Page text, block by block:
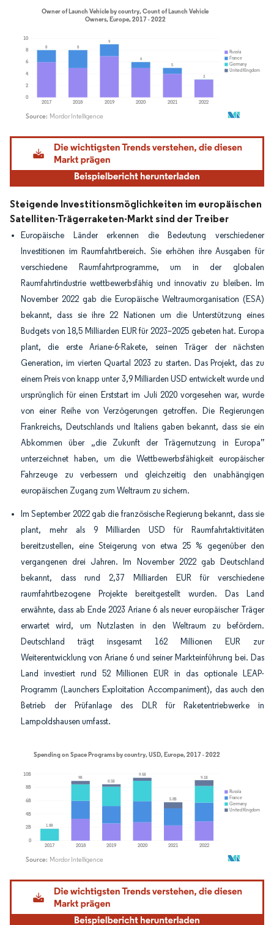
Bild © Mordor Intelligence. Wiederverwendung erfordert Namensnennung gemäß
Steigende Investitionsmöglichkeiten im europäischen
Satelliten-Trägerraketen-Markt sind der Treiber
Europäische Länder erkennen die Bedeutung verschiedener
Investitionen im Raumfahrtbereich. Sie erhöhen ihre Ausgaben für
verschiedene Raumfahrtprogramme, um in der globalen
Raumfahrtindustrie wettbewerbsfähig und innovativ zu bleiben. Im
November 2022 gab die Europäische Weltraumorganisation (ESA)
bekannt, dass sie ihre 22 Nationen um die Unterstützung eines
Budgets von 18,5 Milliarden EUR für 2023–2025 gebeten hat. Europa
plant, die erste Ariane-6-Rakete, seinen Träger der nächsten
Generation, im vierten Quartal 2023 zu starten. Das Projekt, das zu
einem Preis von knapp unter 3,9 Milliarden USD entwickelt wurde und
ursprünglich für einen Erststart im Juli 2020 vorgesehen war, wurde
von einer Reihe von Verzögerungen getroffen. Die Regierungen
Frankreichs, Deutschlands und Italiens gaben bekannt, dass sie ein
Abkommen über „die Zukunft der Trägernutzung in Europa”
unterzeichnet haben, um die Wettbewerbsfähigkeit europäischer
Fahrzeuge zu verbessern und gleichzeitig den unabhängigen
europäischen Zugang zum Weltraum zu sichern.
Im September 2022 gab die französische Regierung bekannt, dass sie
plant, mehr als 9 Milliarden USD für Raumfahrtaktivitäten
bereitzustellen, eine Steigerung von etwa 25 % gegenüber den
vergangenen drei Jahren. Im November 2022 gab Deutschland
bekannt, dass rund 2,37 Milliarden EUR für verschiedene
raumfahrtbezogene Projekte bereitgestellt wurden. Das Land
erwähnte, dass ab Ende 2023 Ariane 6 als neuer europäischer Träger
erwartet wird, um Nutzlasten in den Weltraum zu befördern.
Deutschland trägt insgesamt 162 Millionen EUR zur
Weiterentwicklung von Ariane 6 und seiner Markteinführung bei. Das
Land investiert rund 52 Millionen EUR in das optionale LEAP-
Programm (Launchers Exploitation Accompaniment), das auch den
Betrieb der Prüfanlage des DLR für Raketentriebwerke in
Lampoldshausen umfasst.
Bild © Mordor Intelligence. Wiederverwendung erfordert Namensnennung gemäß